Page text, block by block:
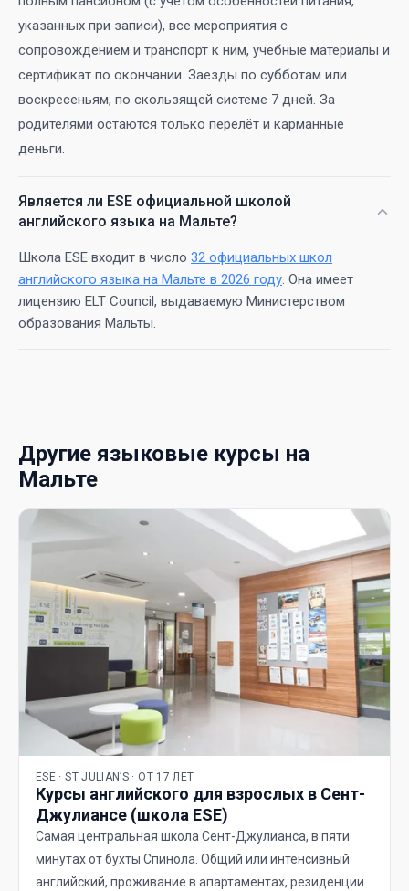
указанных при записи), все мероприятия с
сопровождением и транспорт к ним, учебные материалы и
сертификат по окончании. Заезды по субботам или
воскресеньям, по скользящей системе 7 дней. За
родителями остаются только перелёт и карманные
деньги.
Является ли ESE официальной школой
английского языка на Мальте?
Школа ESE входит в число 32 официальных школ
английского языка на Мальте в 2026 году. Она имеет
лицензию ELT Council, выдаваемую Министерством
образования Мальты.
Другие языковые курсы на
Мальте
ESE · ST JULIAN’S · ОТ 17 ЛЕТ
Курсы английского для взрослых в Сент-
Джулиансе (школа ESE)
Самая центральная школа Сент-Джулианса, в пяти
минутах от бухты Спинола. Общий или интенсивный
английский, проживание в апартаментах, резиденции